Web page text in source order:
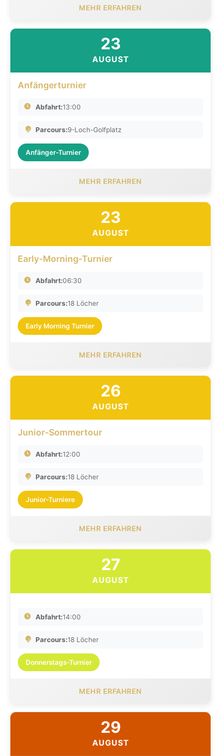
MEHR ERFAHREN
23
AUGUST
Anfängerturnier
Abfahrt:13:00
Parcours:9-Loch-Golfplatz
Anfänger-Turnier
MEHR ERFAHREN
23
AUGUST
Early-Morning-Turnier
Abfahrt:06:30
Parcours:18 Löcher
Early Morning Turnier
MEHR ERFAHREN
26
AUGUST
Junior-Sommertour
Abfahrt:12:00
Parcours:18 Löcher
Junior-Turniere
MEHR ERFAHREN
27
AUGUST
Abfahrt:14:00
Parcours:18 Löcher
Donnerstags-Turnier
MEHR ERFAHREN
29
AUGUST